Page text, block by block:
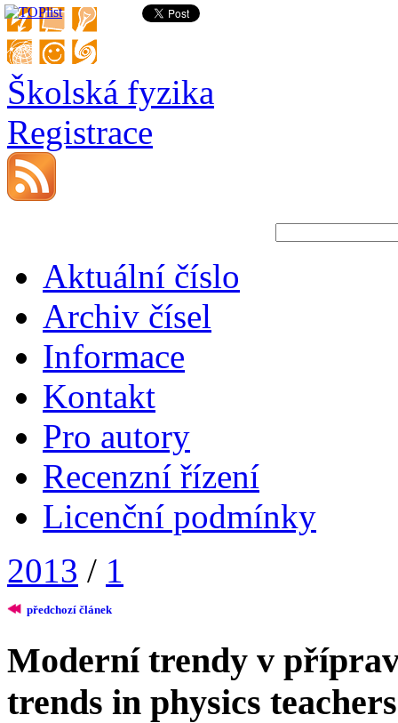
Školská fyzika
Registrace
Aktuální číslo
Archiv čísel
Informace
Kontakt
Pro autory
Recenzní řízení
Licenční podmínky
2013 / 1
předchozí článek
Moderní trendy v
trends in physics